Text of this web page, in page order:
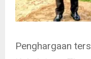
Penghargaan